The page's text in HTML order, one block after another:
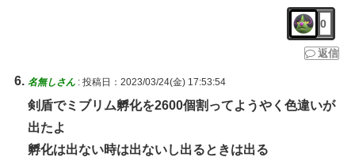
0
返信
名無しさん : 投稿日：2023/03/24(金) 17:53:54
剣盾でミブリム孵化を2600個割ってようやく色違いが
出たよ
孵化は出ない時は出ないし出るときは出る